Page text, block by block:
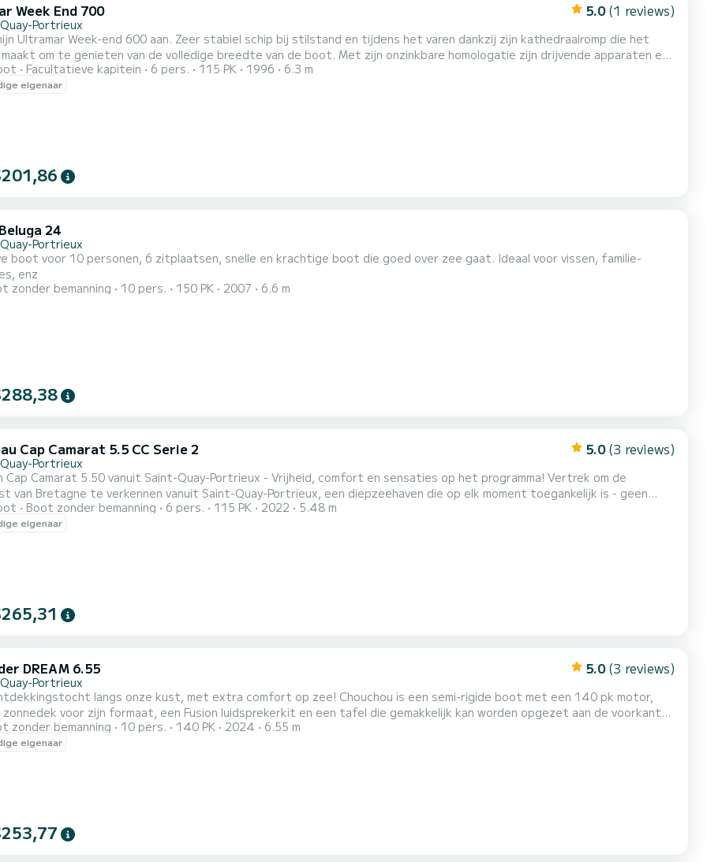
Week End 700 5.0 (1 reviews)
Portrieux
Ultramar Week-end 600 aan. Zeer stabiel schip bij stilstand en tijdens het varen dankzij zijn kathedraalromp die het
maakt om te genieten van de volledige breedte van de boot. Met zijn onzinkbare homologatie zijn drijvende apparaten en
niet nodig. Door zijn ontwerp is deze boot veilig. Ideaal voor vissen of een uitje met het gezin. Hij kan tot 6
herbergen, maar is ideaal voor 4 personen. Hij is in perfecte staat. Elk seizoen onderhouden door een pro...
Facultatieve kapitein 6 pers. 115 PK 1996 6.3 m
eigenaar
24
Portrieux
boot voor 10 personen, 6 zitplaatsen, snelle en krachtige boot die goed over zee gaat. Ideaal voor vissen, familie-
enz
zonder bemanning 10 pers. 150 PK 2007 6.6 m
Cap Camarat 5.5 CC Serie 2 5.0 (3 reviews)
Portrieux
Camarat 5.50 vanuit Saint-Quay-Portrieux - Vrijheid, comfort en sensaties op het programma! Vertrek om de
van Bretagne te verkennen vanuit Saint-Quay-Portrieux, een diepzeehaven die op elk moment toegankelijk is - geen
Cap Camarat 5.50 CC S2 is alles ontworpen voor een geslaagde dag (of een halve
responsieve Yamaha 115 pk motor, een T-top om u te beschermen tegen de zon of een regenbui, een groot zonnedek
Boot zonder bemanning 6 pers. 115 PK 2022 5.48 m
eigenaar
DREAM 6.55 5.0 (3 reviews)
Portrieux
langs onze kust, met extra comfort op zee! Chouchou is een semi-rigide boot met een 140 pk motor,
zonnedek voor zijn formaat, een Fusion luidsprekerkit en een tafel die gemakkelijk kan worden opgezet aan de voorkant
te kunnen picknicken of aperitieven. Dit is de meest veelzijdige boot in ons assortiment: u kunt gaan vissen, een
maken of verschillende watersporten beoefenen. Als optie kunt u reserveren: waterskiën, wakeboarden, een
zonder bemanning 10 pers. 140 PK 2024 6.55 m
eigenaar